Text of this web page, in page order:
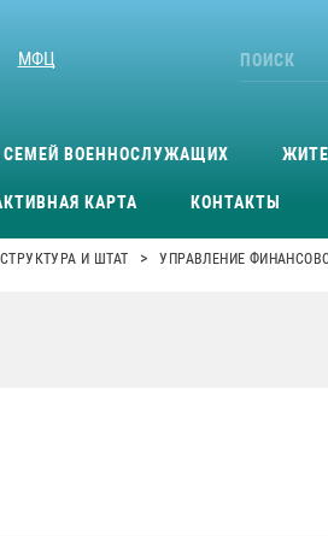
МФЦ
ВОЕННОСЛУЖАЩИХ
КАРТА КОНТАКТЫ
СТРУКТУРА И ШТАТ > УПРАВЛЕНИЕ